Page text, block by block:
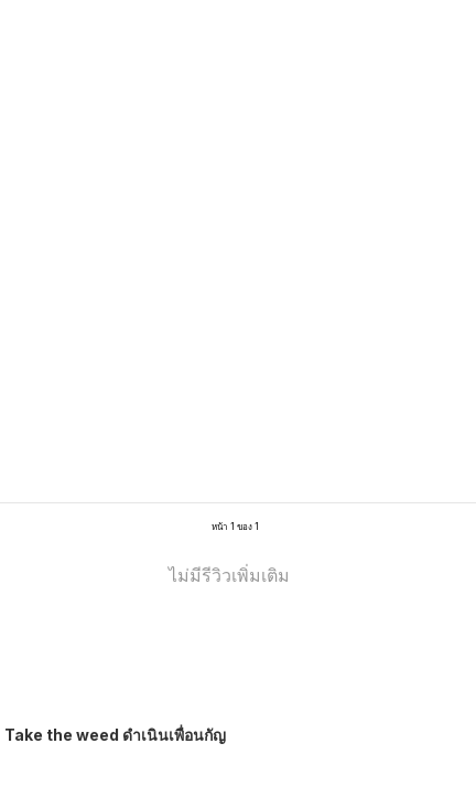
หน้า 1 ของ 1
ไม่มีรีวิวเพิ่มเติม
Take the weed ดำเนินเพื่อนกัญ